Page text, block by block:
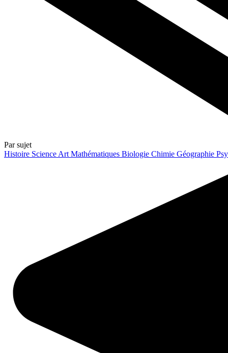
Par sujet
Histoire Science Art Mathématiques Biologie Chimie Géographie